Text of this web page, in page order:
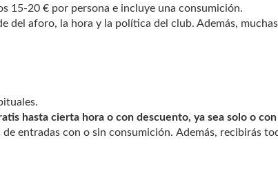
15-20 € por persona e incluye una consumición.
del aforo, la hora y la política del club. Además,
hasta cierta hora o con descuento, ya sea solo o
entradas con o sin consumición. Además, recibirás